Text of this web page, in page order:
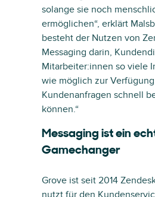
solange sie noch
ermöglichen“, erklärt
besteht der Nutzen von
Messaging darin,
Mitarbeiter:innen so viele
wie möglich zur
Kundenanfragen schnell
können.“
Messaging ist ein
Gamechanger
Grove ist seit 2014
nutzt für den